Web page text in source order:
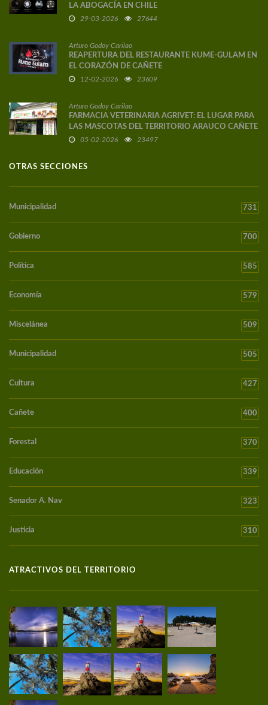
LA ABOGACÍA EN CHILE
29-03-2026 27644
Arturo Godoy Carilao
REAPERTURA DEL RESTAURANTE KUME-GULAM EN
EL CORAZÓN DE CAÑETE
12-02-2026 23609
Arturo Godoy Carilao
FARMACIA VETERINARIA AGRIVET: EL LUGAR PARA
LAS MASCOTAS DEL TERRITORIO ARAUCO CAÑETE
05-02-2026 23497
OTRAS SECCIONES
Municipalidad 731
Gobierno 700
Política 585
Economía 579
Miscelánea 509
Municipalidad 505
Cultura 427
Cañete 400
Forestal 370
Educación 339
Senador A. Nav 323
Justicia 310
ATRACTIVOS DEL TERRITORIO